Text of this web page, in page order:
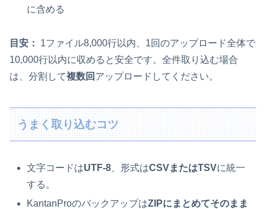
に含める
目安：
1ファイル8,000行以内、1回のアップロード全体で
10,000行以内に収めると安全です。全件取り込む場合
は、分割して複数回 アップロードしてください。
うまく取り込むコツ
文字コードはUTF-8 、形式はCSVまたはTSVに統一
する。
KantanProのバックアップはZIPにまとめてそのまま